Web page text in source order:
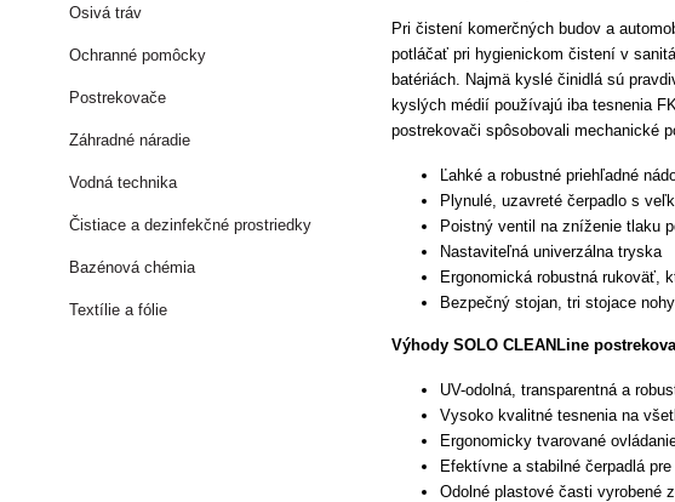
Osivá tráv
Ochranné pomôcky
Postrekovače
Záhradné náradie
Vodná technika
Čistiace a dezinfekčné prostriedky
Bazénová chémia
Textílie a fólie
Pri čistení komerčných budov a
potláčať pri hygienickom čistení v
batériách. Najmä kyslé činidlá sú
kyslých médií používajú iba tesnenia
postrekovači spôsobovali mechanické
Ľahké a robustné priehľadné
Plynulé, uzavreté čerpadlo s
Poistný ventil na zníženie tlaku
Nastaviteľná univerzálna tryska
Ergonomická robustná rukoväť,
Bezpečný stojan, tri stojace
Výhody SOLO CLEANLine
UV-odolná, transparentná a
Vysoko kvalitné tesnenia na
Ergonomicky tvarované
Efektívne a stabilné čerpadlá
Odolné plastové časti vyrobené